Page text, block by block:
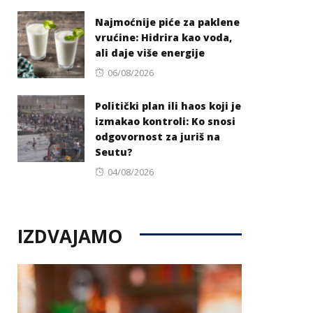
Najmoćnije piće za paklene
vrućine: Hidrira kao voda,
ali daje više energije
Posted
06/08/2026
Politički plan ili haos koji je
izmakao kontroli: Ko snosi
odgovornost za juriš na
Seutu?
Posted
04/08/2026
IZDVAJAMO